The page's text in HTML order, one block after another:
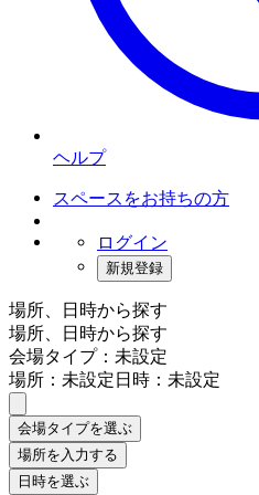
ヘルプ
スペースをお持ちの方
ログイン
新規登録
場所、日時から探す
場所、日時から探す
会場タイプ：未設定
場所：未設定日時：未設定
会場タイプを選ぶ
場所を入力する
日時を選ぶ